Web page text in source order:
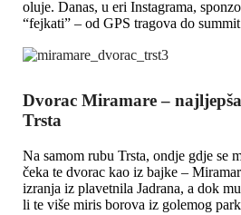
oluje. Danas, u eri Instagrama,
“fejkati” – od GPS tragova do
Dvorac Miramare –
Trsta
Na samom rubu Trsta, ondje gdje se
čeka te dvorac kao iz bajke –
izranja iz plavetnila Jadrana, a dok
li te više miris borova iz golemog